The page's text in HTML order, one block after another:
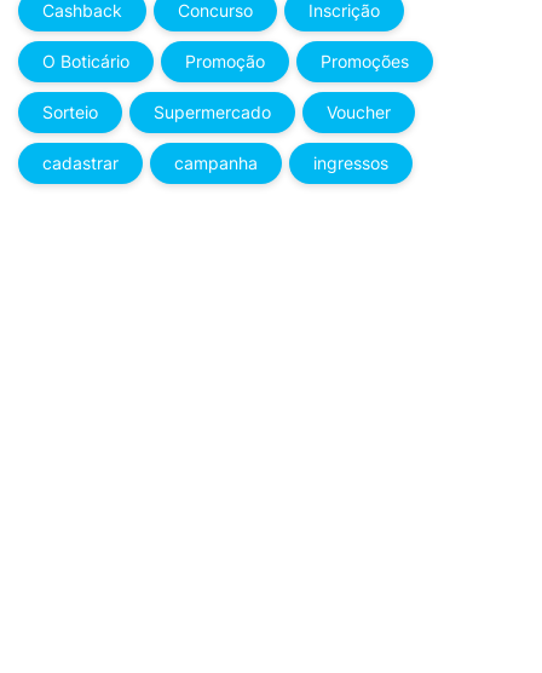
Cashback Concurso Inscrição
O Boticário Promoção Promoções
Sorteio Supermercado Voucher
cadastrar campanha ingressos